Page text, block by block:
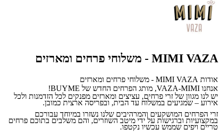
MIMI VAZA - משלוחי פרחים ומארזים
אודות MIMI VAZA - משלוחי פרחים ומארזים
אנחנו VAZA-MIMI, מותג הפרחים החדש של BUYME
!
יש לנו מגוון של זרי פרחים, עציצים ומארזים מפנקים לכל הזדמנות ולכל
אירוע – שמגיעים במשלוח עד הבית, ובפריסה ארצית כמובן.
זרי הפרחים המושקעים והמרהיבים שלנו נשזרו במיוחד עבורכם
במקצועיות וברגישות על ידי מיטב השוזרים, והם משלבים בתוכם פרחים
טריים ויפים שממש עכשיו נקטפו.